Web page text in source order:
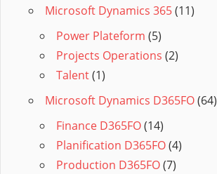
Microsoft Dynamics 365(11)
Power Plateform (5)
Projects Operations (2)
Talent(1)
Microsoft Dynamics D365FO(64)
Finance D365FO(14)
Planification D365FO(4)
Production D365FO(7)